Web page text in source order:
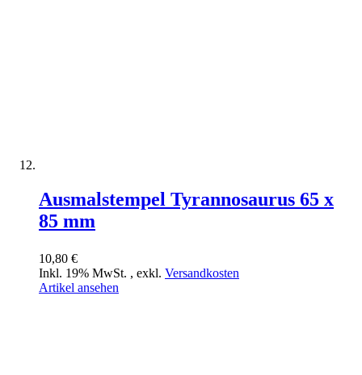
Ausmalstempel Tyrannosaurus 65 x
85 mm
10,80 €
Inkl. 19% MwSt. , exkl. Versandkosten
Artikel ansehen